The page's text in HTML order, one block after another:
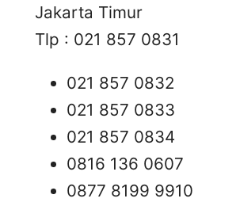
Jakarta Timur
Tlp : 021 857 0831
021 857 0832
021 857 0833
021 857 0834
0816 136 0607
0877 8199 9910